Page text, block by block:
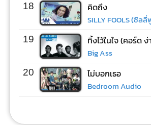
18 คิดถึง
SILLY FOOLS (ซิล
19 ทิ้งไว้ในใจ (คอร์ด
Big Ass
20 ไม่บอกเธอ
Bedroom Audio